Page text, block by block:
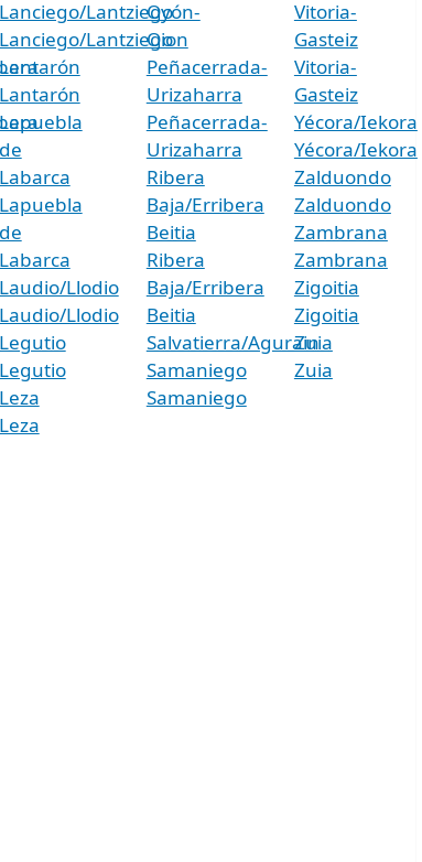
Lanciego/Lantziego
Lanciego/Lantziego
Lantarón
de
Labarca
Lapuebla
de
Labarca
Laudio/Llodio
Laudio/Llodio
Legutio
Legutio
Leza
Leza
Oyón-
Oion
Peñacerrada-
Urizaharra
Peñacerrada-
Urizaharra
Ribera
Baja/Erribera
Beitia
Ribera
Baja/Erribera
Beitia
Salvatierra/Agurain
Samaniego
Samaniego
Vitoria-
Gasteiz
Vitoria-
Gasteiz
Yécora/Iekora
Yécora/Iekora
Zalduondo
Zalduondo
Zambrana
Zambrana
Zigoitia
Zigoitia
Zuia
Zuia